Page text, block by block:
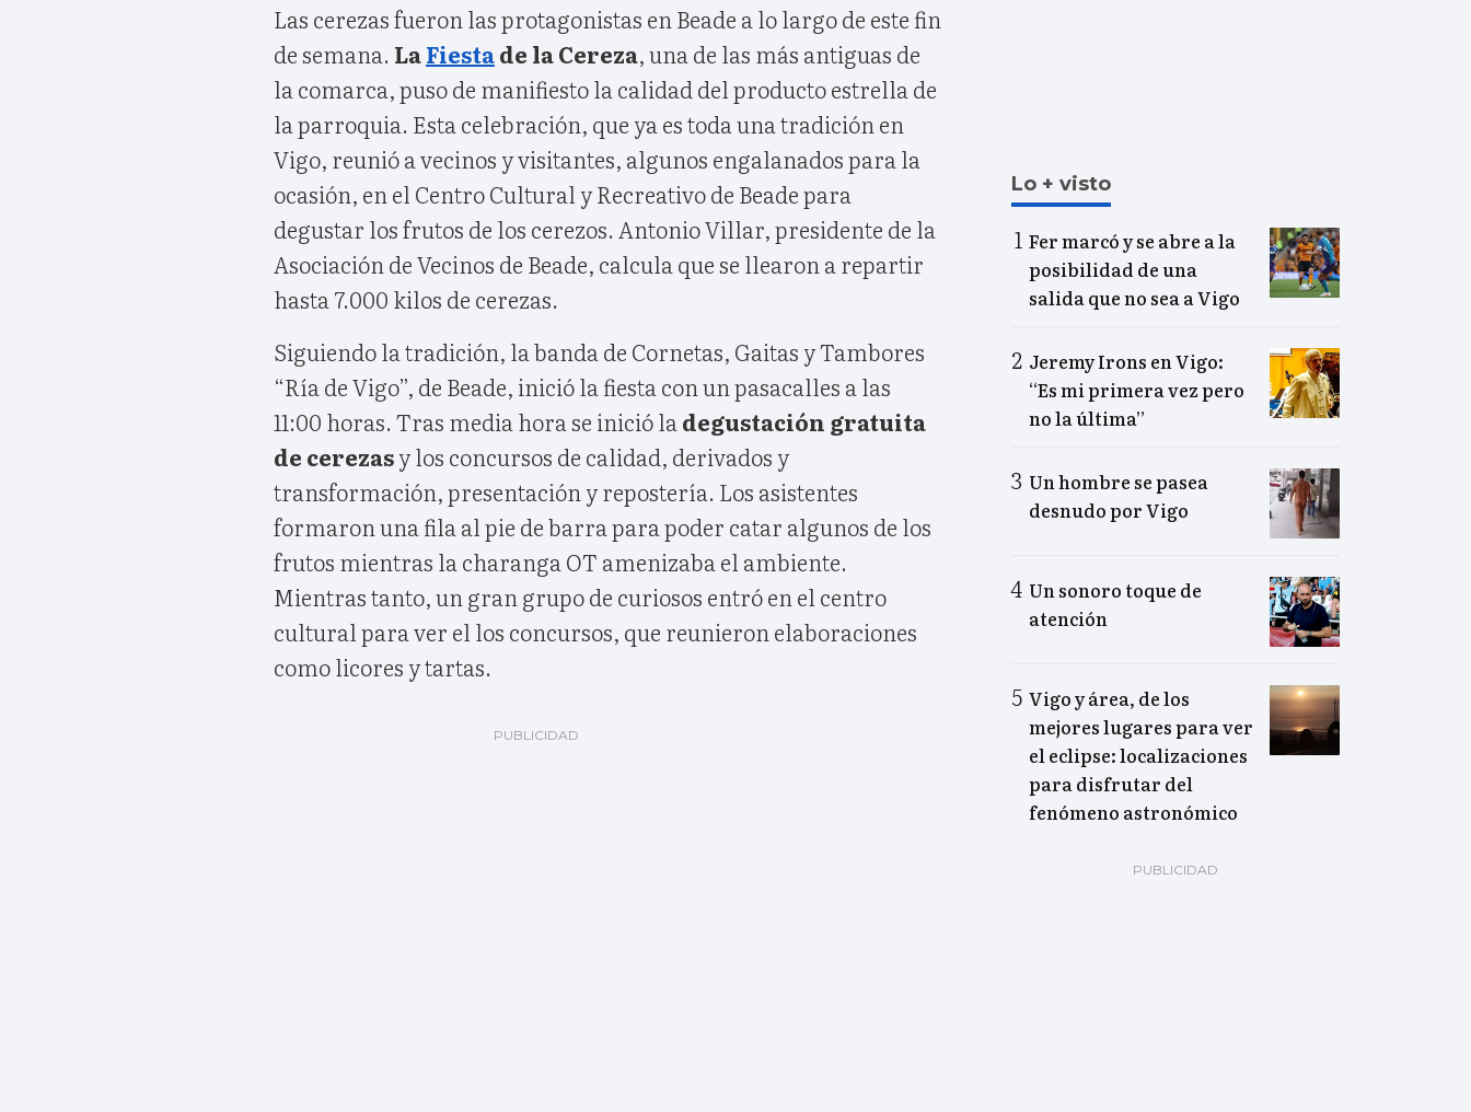
Las cerezas fueron las protagonistas en Beade a lo largo de este fin
de semana. LaFiestade la Cereza, una de las más antiguas de
la comarca, puso de manifiesto la calidad del producto estrella de
la parroquia. Esta celebración, que ya es toda una tradición en
Vigo, reunió a vecinos y visitantes, algunos engalanados para la
ocasión, en el Centro Cultural y Recreativo de Beade para
degustar los frutos de los cerezos. Antonio Villar, presidente de la
Asociación de Vecinos de Beade, calcula que se llearon a repartir
hasta 7.000 kilos de cerezas.
Siguiendo la tradición, la banda de Cornetas, Gaitas y Tambores
“Ría de Vigo”, de Beade, inició la fiesta con un pasacalles a las
11:00 horas. Tras media hora se inició la degustación gratuita
de cerezasy los concursos de calidad, derivados y
transformación, presentación y repostería. Los asistentes
formaron una fila al pie de barra para poder catar algunos de los
frutos mientras la charanga OT amenizaba el ambiente.
Mientras tanto, un gran grupo de curiosos entró en el centro
cultural para ver el los concursos, que reunieron elaboraciones
como licores y tartas.
Lo + visto
Fer marcó y se abre a la
posibilidad de una
salida que no sea a Vigo
Jeremy Irons en Vigo:
“Es mi primera vez pero
no la última”
Un hombre se pasea
desnudo por Vigo
Un sonoro toque de
atención
Vigo y área, de los
mejores lugares para ver
el eclipse: localizaciones
para disfrutar del
fenómeno astronómico